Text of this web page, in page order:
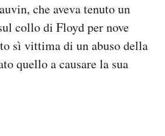
che aveva tenuto un
collo di Floyd per nove
sì vittima di un abuso della
quello a causare la sua